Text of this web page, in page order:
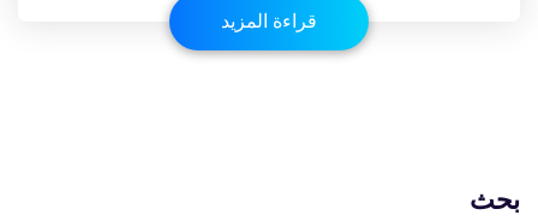
قراءة المزيد
بحث